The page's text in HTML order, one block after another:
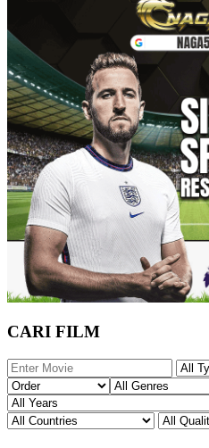
CARI FILM